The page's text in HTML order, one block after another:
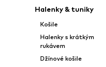
Halenky & tuniky
Košile
Halenky s krátkým
rukávem
Džínové košile